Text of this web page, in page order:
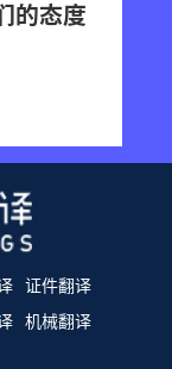
的态度
证件翻译
机械翻译